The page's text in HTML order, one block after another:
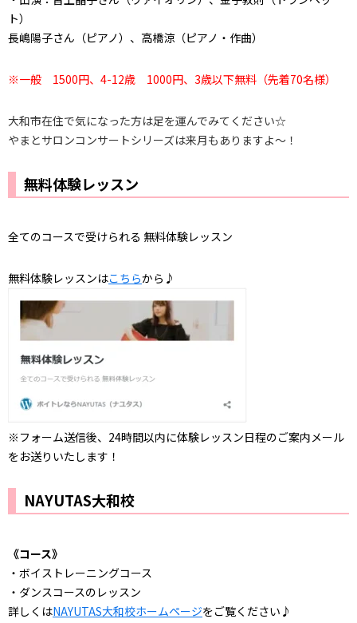
ト）
長嶋陽子さん（ピアノ）、高橋涼（ピアノ・作曲）
※一般 1500円、4-12歳 1000円、3歳以下無料（先着70名様）
大和市在住で気になった方は足を運んでみてください☆
やまとサロンコンサートシリーズは来月もありますよ～！
無料体験レッスン
全てのコースで受けられる 無料体験レッスン
無料体験レッスンはこちらから♪
※フォーム送信後、24時間以内に体験レッスン日程のご案内メール
をお送りいたします！
NAYUTAS大和校
《コース》
・ボイストレーニングコース
・ダンスコースのレッスン
詳しくはNAYUTAS大和校ホームページをご覧ください♪